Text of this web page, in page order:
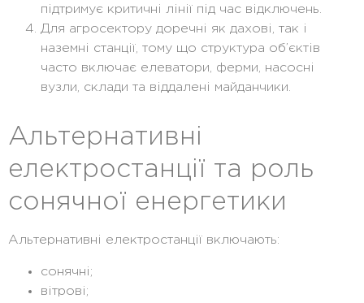
підтримує критичні лінії під час відключень.
Для агросектору доречні як дахові, так і
наземні станції, тому що структура об’єктів
часто включає елеватори, ферми, насосні
вузли, склади та віддалені майданчики.
Альтернативні
електростанції та роль
сонячної енергетики
Альтернативні електростанції включають:
сонячні;
вітрові;